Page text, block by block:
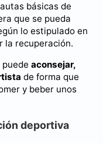
básicas de
que se pueda
lo estipulado en
la recuperación.
aconsejar,
de forma que
y beber unos
deportiva